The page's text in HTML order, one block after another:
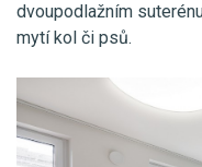
dvoupodlažním
mytí kol či psů.